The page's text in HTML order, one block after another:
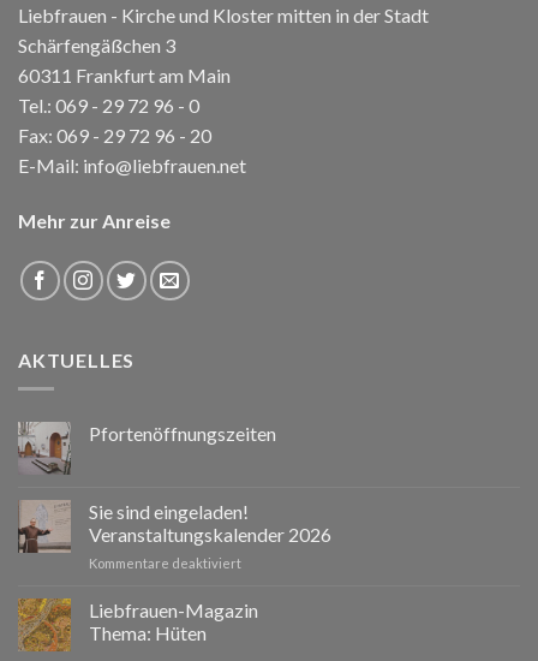
Liebfrauen - Kirche und Kloster mitten in der Stadt
Schärfengäßchen 3
60311 Frankfurt am Main
Tel.: 069 - 29 72 96 - 0
Fax: 069 - 29 72 96 - 20
E-Mail: info@liebfrauen.net
Mehr zur Anreise
AKTUELLES
Pfortenöffnungszeiten
Sie sind eingeladen!
Veranstaltungskalender 2026
Kommentare deaktiviertfür
sind
Liebfrauen-Magazin
Thema: Hüten